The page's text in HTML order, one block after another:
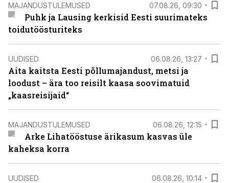
MAJANDUSTULEMUSED 07.08.26, 09:30
Puhk ja Lausing kerkisid Eesti suurimateks
toidutöösturiteks
UUDISED 06.08.26, 13:27
Aita kaitsta Eesti põllumajandust, metsi ja
loodust – ära too reisilt kaasa soovimatuid
„kaasreisijaid“
MAJANDUSTULEMUSED 06.08.26, 12:15
Arke Lihatööstuse ärikasum kasvas üle
kaheksa korra
UUDISED 06.08.26, 10:14